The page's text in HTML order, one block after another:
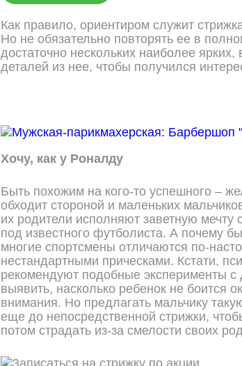
Как правило, ориентиром служит
Но не обязательно повторять ее в
достаточно нескольких наиболее ярких,
деталей из нее, чтобы получился
Хочу, как у Роналду
Быть похожим на кого-то успешного –
обходит стороной и маленьких
их родители исполняют заветную мечту
под известного футболиста. А почему
многие спортсмены отличаются по-
нестандартными прическами. Кстати,
рекомендуют подобные эксперименты с
выявить, насколько ребенок не боится
внимания. Но предлагать мальчику
еще до непосредственной стрижки,
потом страдать из-за смелости своих